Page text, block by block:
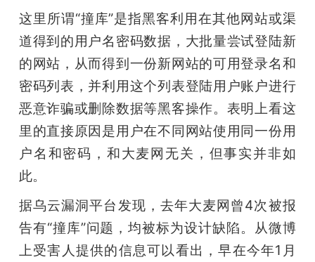
这里所谓“撞库”是指黑客利用在其他网站或渠
道得到的用户名密码数据，大批量尝试登陆新
的网站，从而得到一份新网站的可用登录名和
密码列表，并利用这个列表登陆用户账户进行
恶意诈骗或删除数据等黑客操作。表明上看这
里的直接原因是用户在不同网站使用同一份用
户名和密码，和大麦网无关，但事实并非如
此。
据乌云漏洞平台发现，去年大麦网曾4次被报
告有“撞库”问题，均被标为设计缺陷。从微博
上受害人提供的信息可以看出，早在今年1月